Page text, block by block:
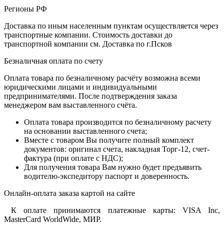
Регионы РФ
Доставка по иным населенным пунктам осуществляется через
транспортные компании. Стоимость доставки до
транспортной компании см. Доставка по г.Псков
Безналичная оплата по счету
Оплата товара по безналичному расчёту возможна всеми
юридическими лицами и индивидуальными
предпринимателями. После подтверждения заказа
менеджером вам выставленного счёта.
Оплата товара производится по безналичному расчету
на основании выставленного счета;
Вместе с товаром Вы получите полный комплект
документов: оригинал счета, накладная Торг-12, счет-
фактура (при оплате с НДС);
Для получения товара Вам нужно будет предъявить
водителю-экспедитору паспорт и доверенность.
Онлайн-оплата заказа картой на сайте
К оплате принимаются платежные карты: VISA Inc,
MasterCard WorldWide, МИР.